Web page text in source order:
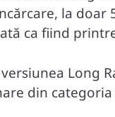
la doar
ca fiind
Long
din categoria